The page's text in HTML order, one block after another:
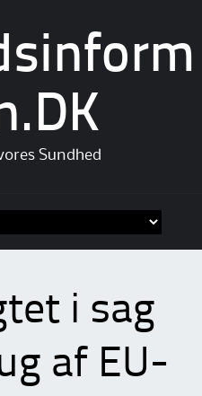
Sundhed
i sag
af EU-